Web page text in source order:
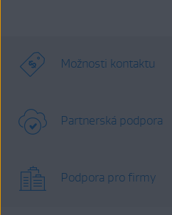
Možnosti kontaktu
Partnerská podpora
Podpora pro firmy